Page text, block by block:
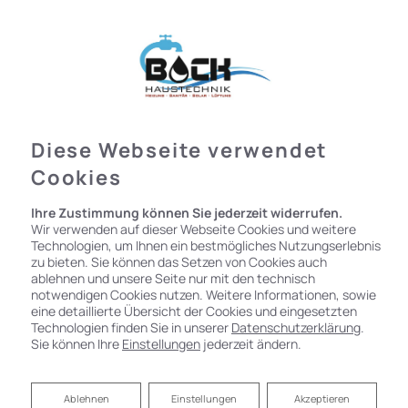
Diese Webseite verwendet
Cookies
Ihre Zustimmung können Sie jederzeit widerrufen.
Wir verwenden auf dieser Webseite Cookies und weitere
Technologien, um Ihnen ein bestmögliches Nutzungserlebnis
zu bieten. Sie können das Setzen von Cookies auch
ablehnen und unsere Seite nur mit den technisch
notwendigen Cookies nutzen. Weitere Informationen, sowie
eine detaillierte Übersicht der Cookies und eingesetzten
Technologien finden Sie in unserer Datenschutzerklärung.
Sie können Ihre Einstellungen jederzeit ändern.
Akzeptieren
Einstellungen
Ablehnen
Ablehnen